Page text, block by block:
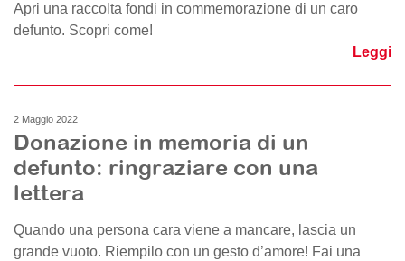
Apri una raccolta fondi in commemorazione di un caro
defunto. Scopri come!
Leggi
2 Maggio 2022
Donazione in memoria di un
defunto: ringraziare con una
lettera
Quando una persona cara viene a mancare, lascia un
grande vuoto. Riempilo con un gesto d’amore! Fai una